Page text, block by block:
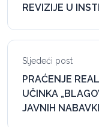
REVIZIJE U
Sljedeći post
PRAĆENJE
UČINKA
JAVNIH